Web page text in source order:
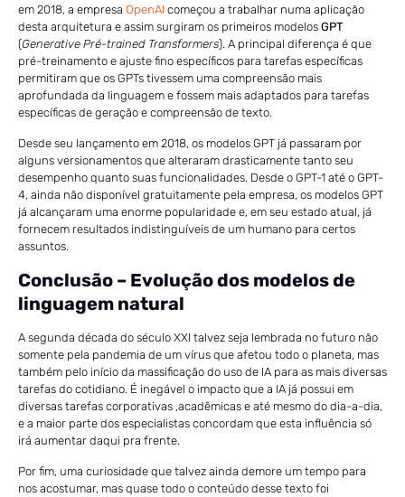
em 2018, a empresa OpenAI começou a trabalhar numa aplicação
desta arquitetura e assim surgiram os primeiros modelos GPT
(Generative Pré-trained Transformers). A principal diferença é que
pré-treinamento e ajuste fino específicos para tarefas específicas
permitiram que os GPTs tivessem uma compreensão mais
aprofundada da linguagem e fossem mais adaptados para tarefas
específicas de geração e compreensão de texto.
Desde seu lançamento em 2018, os modelos GPT já passaram por
alguns versionamentos que alteraram drasticamente tanto seu
desempenho quanto suas funcionalidades. Desde o GPT-1 até o GPT-
4, ainda não disponível gratuitamente pela empresa, os modelos GPT
já alcançaram uma enorme popularidade e, em seu estado atual, já
fornecem resultados indistinguíveis de um humano para certos
assuntos.
Conclusão – Evolução dos modelos de
linguagem natural
A segunda década do século XXI talvez seja lembrada no futuro não
somente pela pandemia de um vírus que afetou todo o planeta, mas
também pelo início da massificação do uso de IA para as mais diversas
tarefas do cotidiano. É inegável o impacto que a IA já possui em
diversas tarefas corporativas ,acadêmicas e até mesmo do dia-a-dia,
e a maior parte dos especialistas concordam que esta influência só
irá aumentar daqui pra frente.
Por fim, uma curiosidade que talvez ainda demore um tempo para
nos acostumar, mas quase todo o conteúdo desse texto foi